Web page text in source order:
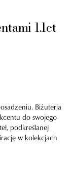
1.1ct
Biżuteria
do swojego
podkreślanej
w kolekcjach